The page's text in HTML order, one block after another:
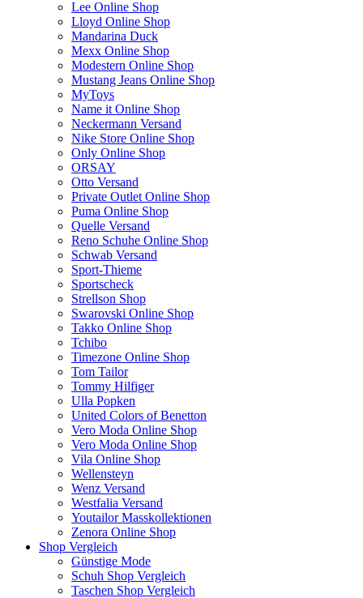
Lee Online Shop
Lloyd Online Shop
Mandarina Duck
Mexx Online Shop
Modestern Online Shop
Mustang Jeans Online Shop
MyToys
Name it Online Shop
Neckermann Versand
Nike Store Online Shop
Only Online Shop
ORSAY
Otto Versand
Private Outlet Online Shop
Puma Online Shop
Quelle Versand
Reno Schuhe Online Shop
Schwab Versand
Sport-Thieme
Sportscheck
Strellson Shop
Swarovski Online Shop
Takko Online Shop
Tchibo
Timezone Online Shop
Tom Tailor
Tommy Hilfiger
Ulla Popken
United Colors of Benetton
Vero Moda Online Shop
Vero Moda Online Shop
Vila Online Shop
Wellensteyn
Wenz Versand
Westfalia Versand
Youtailor Masskollektionen
Zenora Online Shop
Shop Vergleich
Günstige Mode
Schuh Shop Vergleich
Taschen Shop Vergleich